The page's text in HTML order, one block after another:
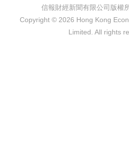
信報財經新聞有限公司版權
Copyright © 2026 Hong Kong
Limited. All rights